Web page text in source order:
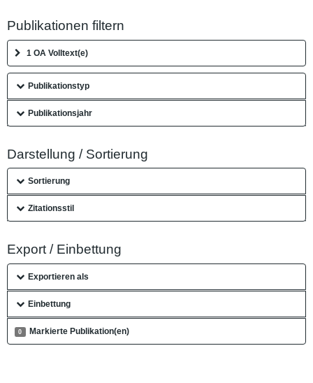
Publikationen filtern
1 OA Volltext(e)
Publikationstyp
Publikationsjahr
Darstellung / Sortierung
Sortierung
Zitationsstil
Export / Einbettung
Exportieren als
Einbettung
0 Markierte Publikation(en)